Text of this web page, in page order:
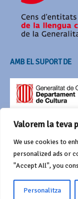
Valorem la teva
We use cookies to
personalized ads or
"Accept All", you
Personalitza
AMB EL SUPORT DE
© 2016 Agrupació del Bestiari